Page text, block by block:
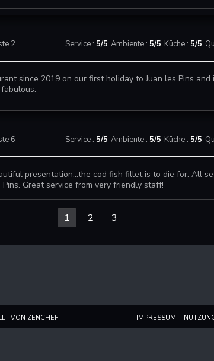
2 Service : 5/5 Ambiente : 5/5 Küche : 5/5
since 2019 on our first holiday to Juan les Pins and
6 Service : 5/5 Ambiente : 5/5 Küche : 5/5
presentation...the cod fish fillet is to die for. All
Great service from very friendly staff!
1 2 3
VON ZENCHEF((ÖFFNET EIN NEUES FENSTER))IMPRESSUM ((ÖFFNET